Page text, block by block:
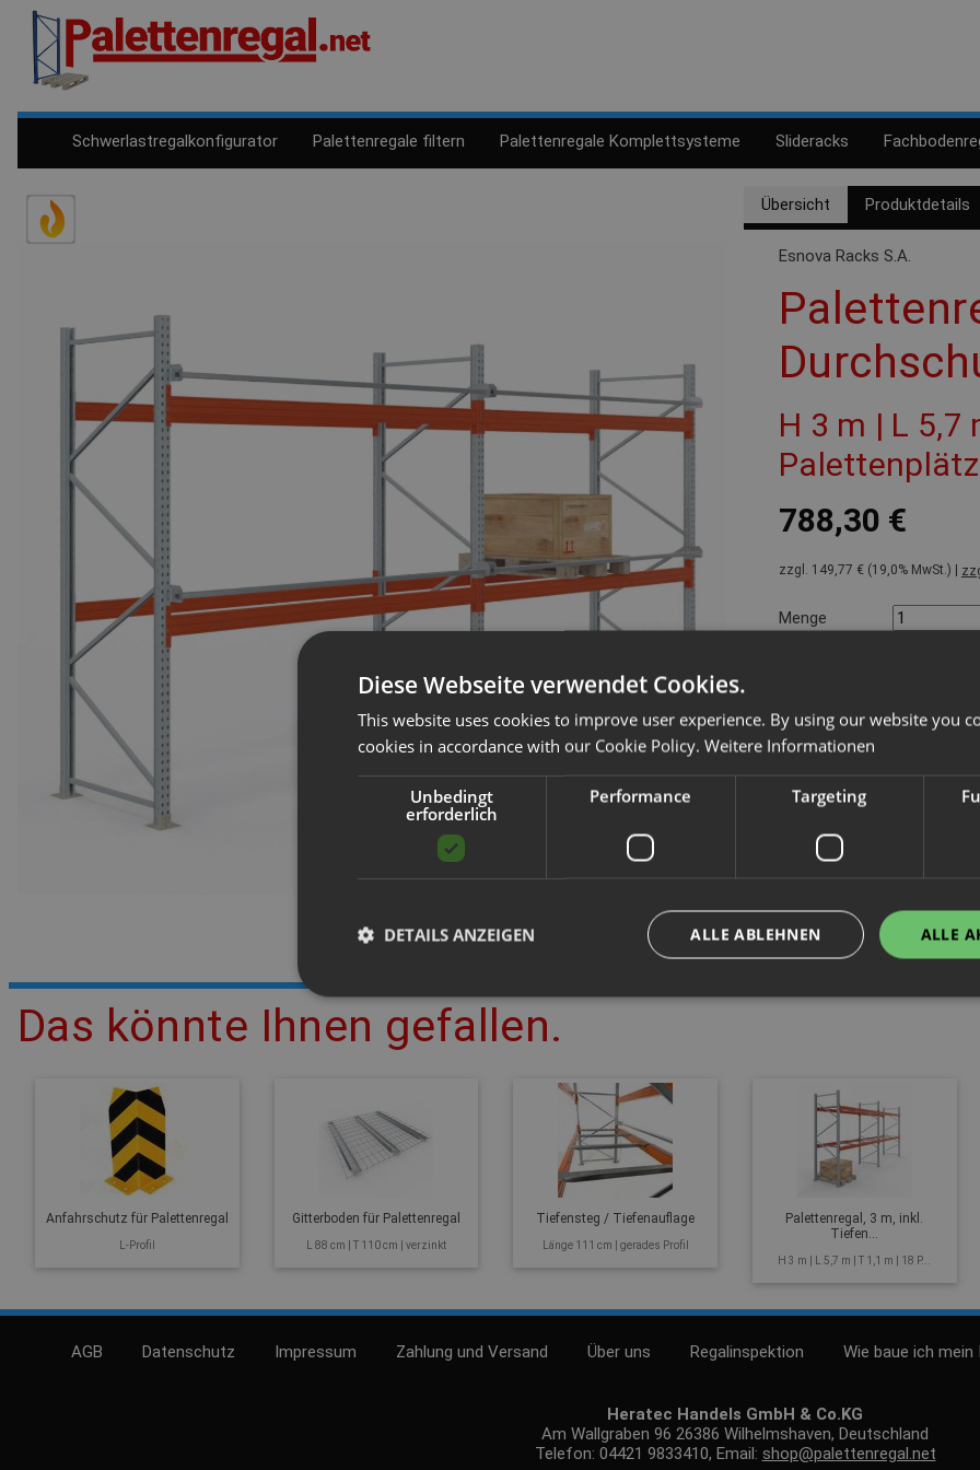
Schwerlastregalkonfigurator Palettenregale filtern Palettenregale Komplettsysteme Slideracks
Übersicht Produktdetails
Esnova Racks S.A.
H 3 m | L 5,7
788,30 €
zzgl. 149,77 € (19,0% MwSt.) |
Menge
Kategorie / Typ
Gewicht
Wir weisen darauf hin, dass in
Produkt ausschließlich für den
Im Sortiment seit: 29.04.2024
Das könnte Ihnen gefallen.
Anfahrschutz für Palettenregal
L-Profil
Gitterboden für Palettenregal
L 88 cm | T 110 cm | verzinkt
Tiefensteg / Tiefenauflage
Länge 111 cm | gerades Profil
Palettenregal, 3 m, inkl.
Tiefen...
H 3 m | L 5,7 m | T 1,1 m | 18 P...
AGB Datenschutz Impressum Zahlung und Versand Über uns Regalinspektion Wie baue ich
Heratec Handels GmbH & Co.KG
Am Wallgraben 96 26386 Wilhelmshaven, Deutschland
Telefon: 04421 9833410, Email: shop@palettenregal.net
Diese Webseite verwendet Cookies.
This website uses cookies to improve user experience. By using our website you
cookies in accordance with our Cookie Policy. Weitere Informationen
Unbedingt
erforderlich
Performance Targeting
ALLE
ALLE ABLEHNEN
DETAILS ANZEIGEN